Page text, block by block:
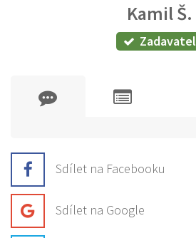
Kamil Š.
Zadavatel
Sdílet na Facebooku
Sdílet na Google